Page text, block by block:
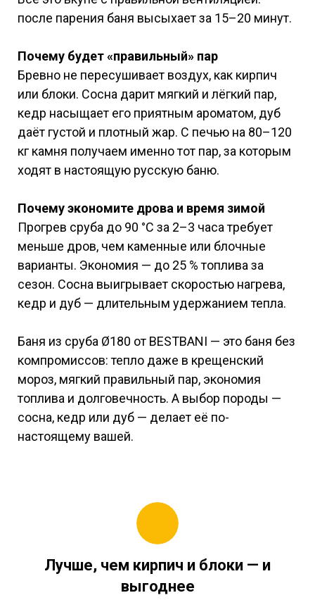
после парения баня высыхает за 15–20 минут.
Почему будет «правильный» пар
Бревно не пересушивает воздух, как кирпич
или блоки. Сосна дарит мягкий и лёгкий пар,
кедр насыщает его приятным ароматом, дуб
даёт густой и плотный жар. С печью на 80–120
кг камня получаем именно тот пар, за которым
ходят в настоящую русскую баню.
Почему экономите дрова и время зимой
Прогрев сруба до 90 °C за 2–3 часа требует
меньше дров, чем каменные или блочные
варианты. Экономия — до 25 % топлива за
сезон. Сосна выигрывает скоростью нагрева,
кедр и дуб — длительным удержанием тепла.
Баня из сруба Ø180 от BESTBANI — это баня без
компромиссов: тепло даже в крещенский
мороз, мягкий правильный пар, экономия
топлива и долговечность. А выбор породы —
сосна, кедр или дуб — делает её по-
настоящему вашей.
Лучше, чем кирпич и блоки — и
выгоднее